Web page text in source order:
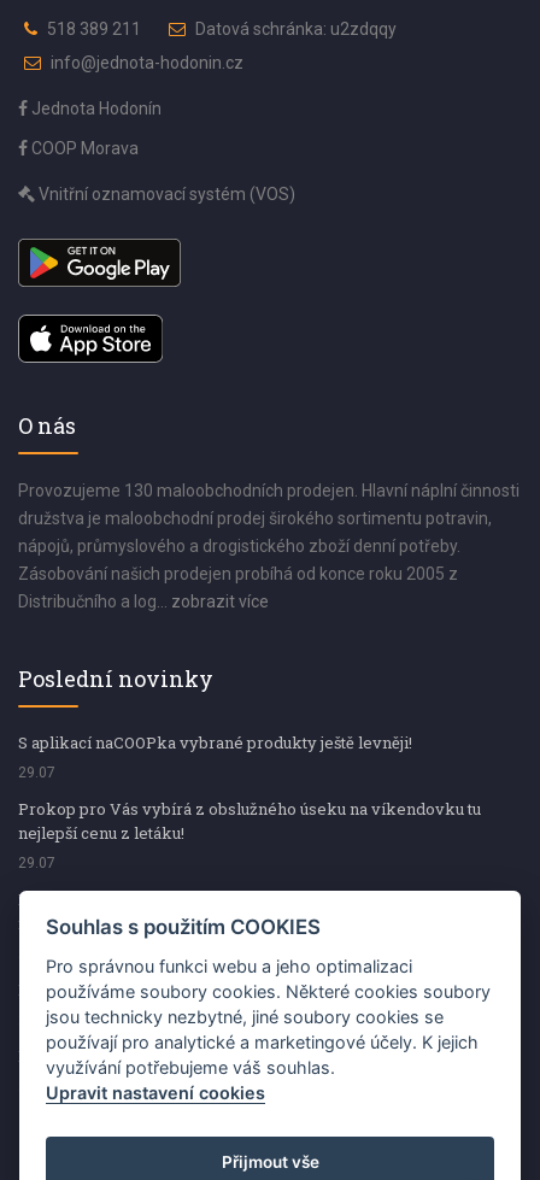
518 389 211
Datová schránka: u2zdqqy
info@jednota-hodonin.cz
Jednota Hodonín
COOP Morava
Vnitřní oznamovací systém (VOS)
O nás
Provozujeme 130 maloobchodních prodejen. Hlavní náplní činnosti
družstva je maloobchodní prodej širokého sortimentu potravin,
nápojů, průmyslového a drogistického zboží denní potřeby.
Zásobování našich prodejen probíhá od konce roku 2005 z
Distribučního a log... zobrazit více
Poslední novinky
S aplikací naCOOPka vybrané produkty ještě levněji!
29.07
Prokop pro Vás vybírá z obslužného úseku na víkendovku tu
nejlepší cenu z letáku!
29.07
Prokop pro Vás vybírá z obslužného úseku na víkendovku tu
nejlepší cenu z letáku!
Kup špekáčky od Váhaly a vyhraj s naCOOPkou sekerku Fiskars
29.07
Prokop pro Vás vybírá na víkendovku ty nejlepší ceny z letáku!
29.07
Souhlas s použitím COOKIES
Pro správnou funkci webu a jeho optimalizaci
používáme soubory cookies. Některé cookies soubory
jsou technicky nezbytné, jiné soubory cookies se
používají pro analytické a marketingové účely. K jejich
využívání potřebujeme váš souhlas.
Upravit nastavení cookies
Přijmout vše